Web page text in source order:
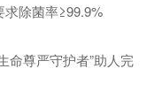
除菌率≥99.9%
命尊严守护者”助人完